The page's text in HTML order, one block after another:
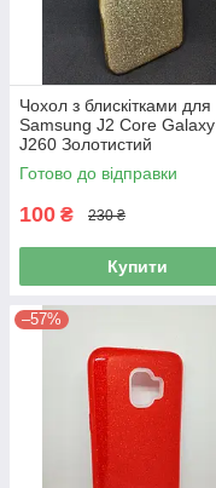
Чохол з блискітками для
Samsung J2 Core Galaxy
J260 Золотистий
Готово до відправки
100 ₴ 230 ₴
Купити
–57%